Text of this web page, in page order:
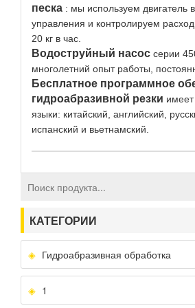
песка : мы используем двигатель
управления и контролируем
20 кг в час.
Водоструйный насос серии
многолетний опыт работы,
Бесплатное программное
гидроабразивной резки
языки: китайский, английский,
испанский и вьетнамский.
КАТЕГОРИИ
Гидроабразивная обработка
1